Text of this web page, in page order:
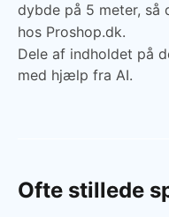
dybde på 5 meter, så
hos Proshop.dk.
Dele af indholdet på
med hjælp fra AI.
Ofte stillede